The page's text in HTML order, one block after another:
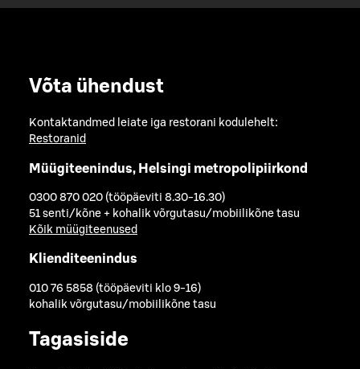
Võta ühendust
Kontaktandmed leiate iga restorani kodulehelt:
Restoranid
Müügiteenindus, Helsingi metropolipiirkond
0300 870 020 (tööpäeviti 8.30-16.30)
51 senti/kõne + kohalik võrgutasu/mobiilikõne tasu
Kõik müügiteenused
Klienditeenindus
010 76 5858 (tööpäeviti klo 9-16)
kohalik võrgutasu/mobiilikõne tasu
Tagasiside